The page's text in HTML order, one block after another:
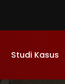
Studi Kasus